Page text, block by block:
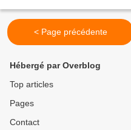
< Page précédente
Hébergé par Overblog
Top articles
Pages
Contact